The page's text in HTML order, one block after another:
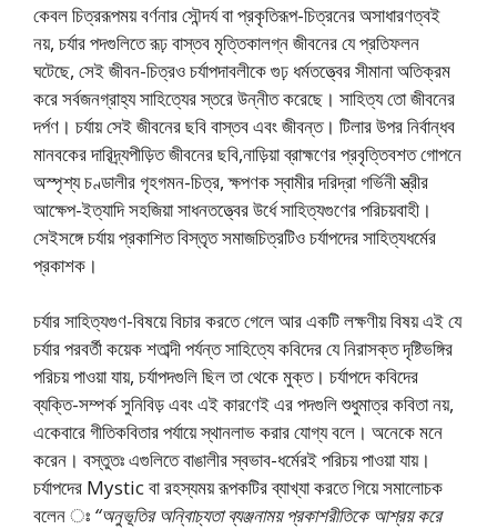
কেবল চিত্ররূপময় বর্ণনার সৌন্দর্য বা প্রকৃতিরূপ-চিত্রনের অসাধারণত্বই
নয়, চর্যার পদগুলিতে রূঢ় বাস্তব মৃত্তিকালগ্ন জীবনের যে প্রতিফলন
ঘটেছে, সেই জীবন-চিত্রও চর্যাপদাবলীকে গুঢ় ধর্মতত্ত্বের সীমানা অতিক্রম
করে সর্বজনগ্রাহ্য সাহিত্যের স্তরে উন্নীত করেছে। সাহিত্য তাে জীবনের
দর্পণ। চর্যায় সেই জীবনের ছবি বাস্তব এবং জীবন্ত। টিলার উপর নির্বান্ধব
মানবকের দারিদ্র্যপীড়িত জীবনের ছবি,নাড়িয়া ব্রাহ্মণের প্রবৃত্তিবশত গােপনে
অস্পৃশ্য চণ্ডালীর গৃহগমন-চিত্র, ক্ষপণক স্বামীর দরিদ্রা গর্ভিনী স্ত্রীর
আক্ষেপ-ইত্যাদি সহজিয়া সাধনতত্ত্বের উর্ধে সাহিত্যগুণের পরিচয়বাহী।
সেইসঙ্গে চর্যায় প্রকাশিত বিস্তৃত সমাজচিত্রটিও চর্যাপদের সাহিত্যধর্মের
প্রকাশক।
চর্যার সাহিত্যগুণ-বিষয়ে বিচার করতে গেলে আর একটি লক্ষণীয় বিষয় এই যে
চর্যার পরবর্তী কয়েক শতাব্দী পর্যন্ত সাহিত্যে কবিদের যে নিরাসক্ত দৃষ্টিভঙ্গির
পরিচয় পাওয়া যায়, চর্যাপদগুলি ছিল তা থেকে মুক্ত। চর্যাপদে কবিদের
ব্যক্তি-সম্পর্ক সুনিবিড় এবং এই কারণেই এর পদগুলি শুধুমাত্র কবিতা নয়,
একেবারে গীতিকবিতার পর্যায়ে স্থানলাভ করার যােগ্য বলে। অনেকে মনে
করেন। বস্তুতঃ এগুলিতে বাঙালীর স্বভাব-ধর্মেরই পরিচয় পাওয়া যায়।
চর্যাপদের Mystic বা রহস্যময় রূপকটির ব্যাখ্যা করতে গিয়ে সমালােচক
বলেন ঃ “অনুভূতির অনি্বাচ্যতা ব্যঞ্জনাময় প্রকাশরীতিকে আশ্রয় করে